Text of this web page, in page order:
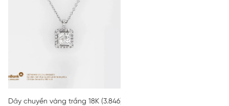
Dây chuyền vàng trắng 18K (3.846) gắn Kim Cương (0.471)